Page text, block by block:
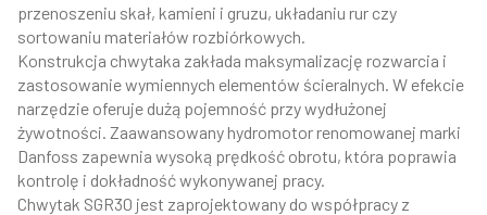
przenoszeniu skał, kamieni i gruzu, układaniu rur czy
sortowaniu materiałów rozbiórkowych.
Konstrukcja chwytaka zakłada maksymalizację rozwarcia i
zastosowanie wymiennych elementów ścieralnych. W efekcie
narzędzie oferuje dużą pojemność przy wydłużonej
żywotności. Zaawansowany hydromotor renomowanej marki
Danfoss zapewnia wysoką prędkość obrotu, która poprawia
kontrolę i dokładność wykonywanej pracy.
Chwytak SGR30 jest zaprojektowany do współpracy z